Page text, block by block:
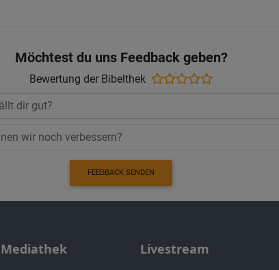
Möchtest du uns Feedback geben?
Bewertung der Bibelthek
FEEDBACK SENDEN
Mediathek Livestream